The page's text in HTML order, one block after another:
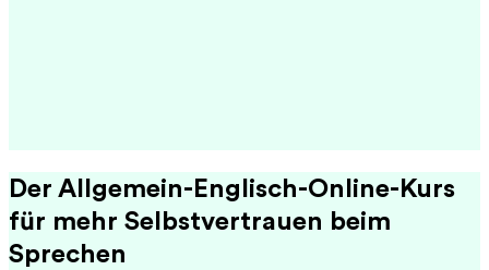
Der Allgemein-Englisch-Online-Kurs
für mehr Selbstvertrauen beim
Sprechen